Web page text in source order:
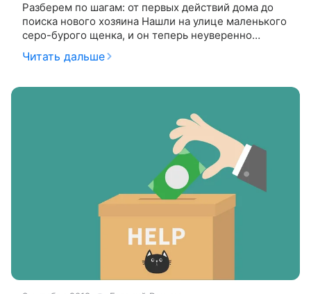
Разберем по шагам: от первых действий дома до
поиска нового хозяина Нашли на улице маленького
серо-бурого щенка, и он теперь неуверенно
шлепает по прихожей, обнюхивая обувь? В голове
возникает лишь один вопрос:
Читать дальше